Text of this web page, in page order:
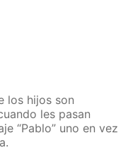
los hijos son
les pasan
“Pablo” uno en vez